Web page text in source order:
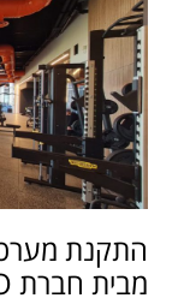
התקנת
מבית חברת MARTIN AUDIO לחדר כושר